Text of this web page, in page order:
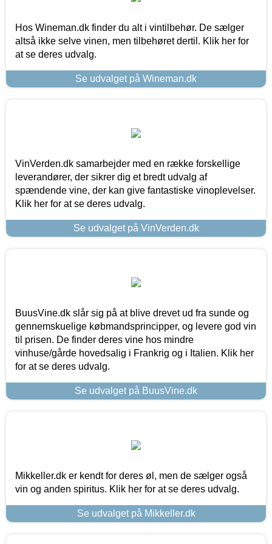
Hos Wineman.dk finder du alt i vintilbehør. De sælger
altså ikke selve vinen, men tilbehøret dertil. Klik her for
at se deres udvalg.
Se udvalget på Wineman.dk
VinVerden.dk samarbejder med en række forskellige
leverandører, der sikrer dig et bredt udvalg af
spændende vine, der kan give fantastiske vinoplevelser.
Klik her for at se deres udvalg.
Se udvalget på VinVerden.dk
BuusVine.dk slår sig på at blive drevet ud fra sunde og
gennemskuelige købmandsprincipper, og levere god vin
til prisen. De finder deres vine hos mindre
vinhuse/gårde hovedsalig i Frankrig og i Italien. Klik her
for at se deres udvalg.
Se udvalget på BuusVine.dk
Mikkeller.dk er kendt for deres øl, men de sælger også
vin og anden spiritus. Klik her for at se deres udvalg.
Se udvalget på Mikkeller.dk